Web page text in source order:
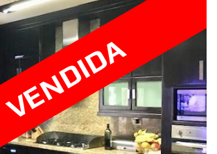
VENDIDA